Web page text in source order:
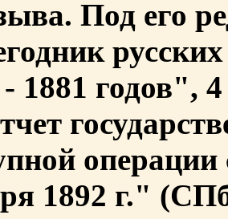
Под его
- 1881 годов",
1892 г."